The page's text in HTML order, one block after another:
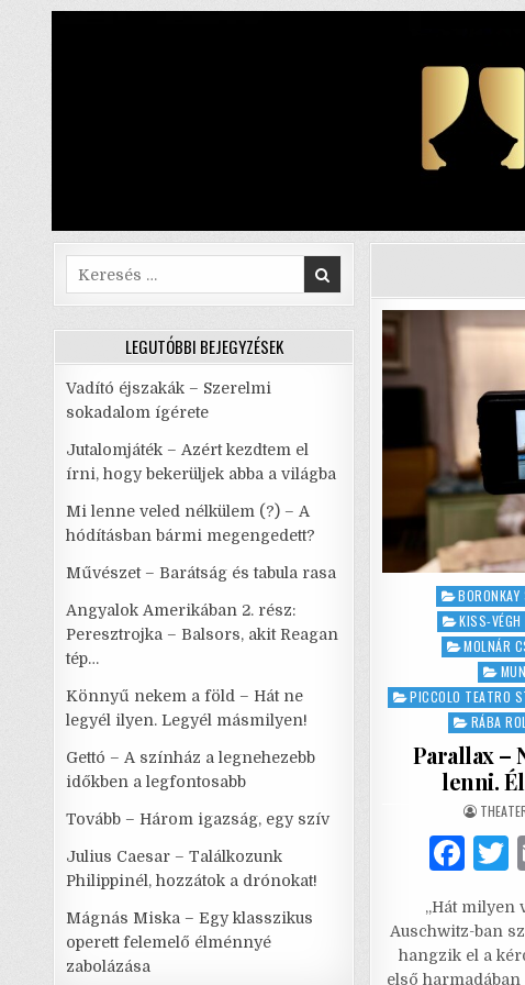
Posted
in
BORONKAY
KISS-VÉGH
MOLNÁR
PICCOLO TEATRO
RÁBA
Parallax –
lenni.
F
c
e
„Hát milyen
Auschwitz-ban
hangzik el a
első
Search
for:
LEGUTÓBBI BEJEGYZÉSEK
Vadító éjszakák – Szerelmi
sokadalom ígérete
Jutalomjáték – Azért kezdtem el
írni, hogy bekerüljek abba a világba
Mi lenne veled nélkülem (?) – A
hódításban bármi megengedett?
Művészet – Barátság és tabula rasa
Angyalok Amerikában 2. rész:
Peresztrojka – Balsors, akit Reagan
tép…
Könnyű nekem a föld – Hát ne
legyél ilyen. Legyél másmilyen!
Gettó – A színház a legnehezebb
időkben a legfontosabb
Tovább – Három igazság, egy szív
Julius Caesar – Találkozunk
Philippinél, hozzátok a drónokat!
Mágnás Miska – Egy klasszikus
operett felemelő élménnyé
zabolázása